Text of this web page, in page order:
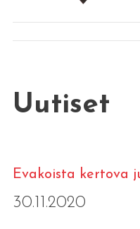
Uutiset
Evakoista kertova
30.11.2020